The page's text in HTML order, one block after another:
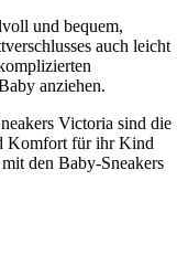
und bequem,
auch leicht
anziehen.
Victoria sind die
Komfort für ihr Kind
den Baby-Sneakers